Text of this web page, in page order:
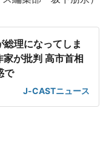
総理になってしま
が批判 高市首相
で
J-CASTニュース